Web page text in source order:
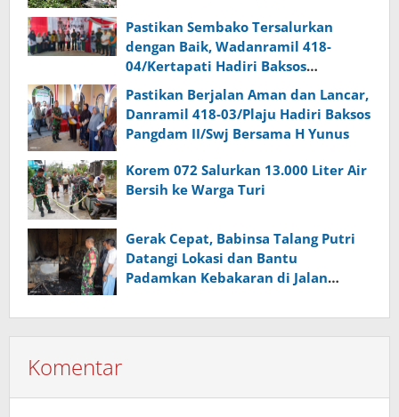
Pastikan Sembako Tersalurkan
dengan Baik, Wadanramil 418-
04/Kertapati Hadiri Baksos
Pangdam II/Swj Bersama H Yunus
Pastikan Berjalan Aman dan Lancar,
Danramil 418-03/Plaju Hadiri Baksos
Pangdam II/Swj Bersama H Yunus
Korem 072 Salurkan 13.000 Liter Air
Bersih ke Warga Turi
Gerak Cepat, Babinsa Talang Putri
Datangi Lokasi dan Bantu
Padamkan Kebakaran di Jalan
Komentar